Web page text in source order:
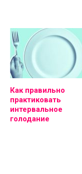
Как правильно
практиковать
интервальное
голодание